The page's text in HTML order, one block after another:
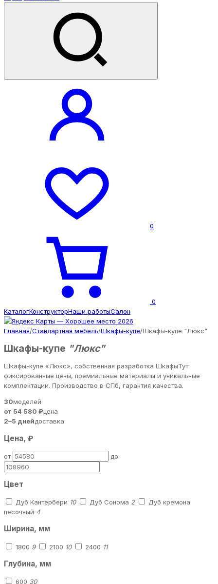
0
0
КаталогКонструкторНаши работыСалон
Главная/Стандартная мебель/Шкафы-купе/Шкафы-купе "Люкс"
Шкафы-купе "Люкс"
Шкафы-купе «Люкс», собственная разработка ШкафыТут:
фиксированные цены, премиальные материалы и уникальные
комплектации. Производство в СПб, гарантия качества.
30моделей
от 54 580 ₽цена
2–5 днейдоставка
Цена, ₽
от до
Цвет
Дуб Кантербери 10 Дуб Сонома 2
Дуб кремона
песочный 4
Ширина, мм
1800 9 2100 10 2400 11
Глубина, мм
600 30